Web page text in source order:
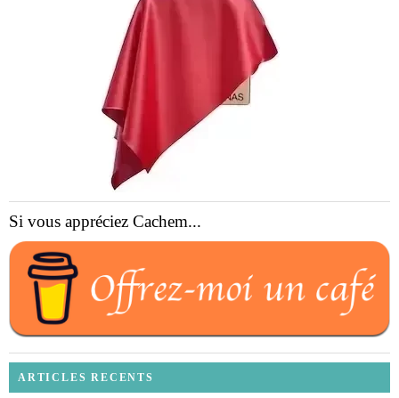
Si vous appréciez Cachem...
ARTICLES RECENTS